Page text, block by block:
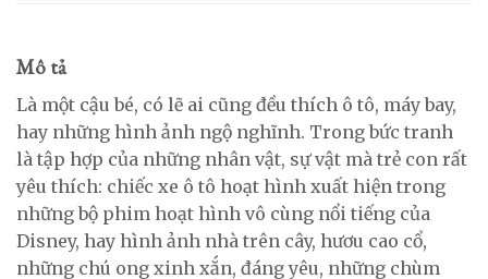
Mô tả
Là một cậu bé, có lẽ ai cũng đều thích ô tô, máy bay,
hay những hình ảnh ngộ nghĩnh. Trong bức tranh
là tập hợp của những nhân vật, sự vật mà trẻ con rất
yêu thích: chiếc xe ô tô hoạt hình xuất hiện trong
những bộ phim hoạt hình vô cùng nổi tiếng của
Disney, hay hình ảnh nhà trên cây, hươu cao cổ,
những chú ong xinh xắn, đáng yêu, những chùm